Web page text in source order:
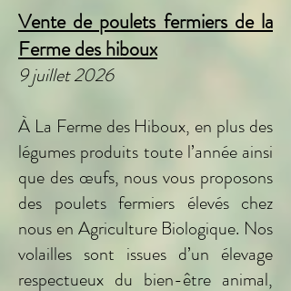
Vente de poulets fermiers de la
Ferme des hiboux
9 juillet 2026
À La Ferme des Hiboux, en plus des
légumes produits toute l’année ainsi
que des œufs, nous vous proposons
des poulets fermiers élevés chez
nous en Agriculture Biologique. Nos
volailles sont issues d’un élevage
respectueux du bien-être animal,